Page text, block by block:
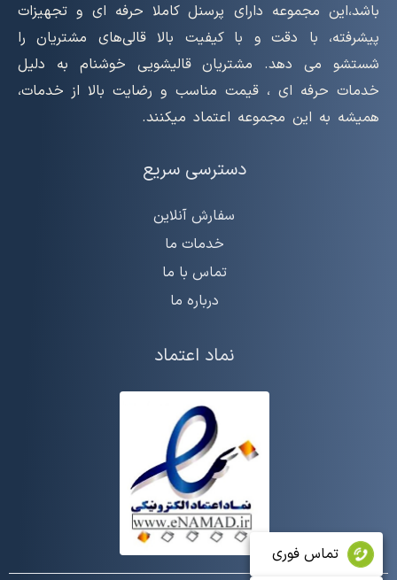
باشد،این مجموعه دارای پرسنل کاملا حرفه ای و تجهیزات
پیشرفته، با دقت و با کیفیت بالا قالی‌های مشتریان را
شستشو می دهد. مشتریان قالیشویی خوشنام به دلیل
خدمات حرفه ای ، قیمت مناسب و رضایت بالا از خدمات،
همیشه به این مجموعه اعتماد میکنند.
دسترسی سریع
سفارش آنلاین
خدمات ما
تماس با ما
درباره ما
تماس فوری
نماد اعتماد